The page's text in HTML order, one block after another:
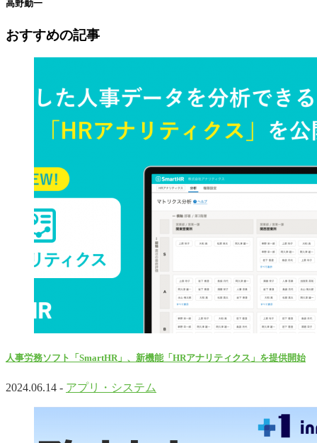
高野勤一
おすすめの記事
人事労務ソフト「SmartHR」、新機能「HRアナリティクス」を提供開始
2024.06.14 - アプリ・システム